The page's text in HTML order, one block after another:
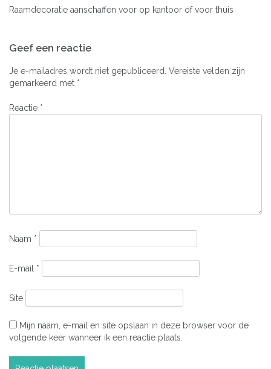
Raamdecoratie aanschaffen voor op kantoor of voor thuis
navigatie
Geef een reactie
Je e-mailadres wordt niet gepubliceerd. Vereiste velden zijn
gemarkeerd met *
Reactie *
Naam *
E-mail *
Site
Mijn naam, e-mail en site opslaan in deze browser voor de
volgende keer wanneer ik een reactie plaats.